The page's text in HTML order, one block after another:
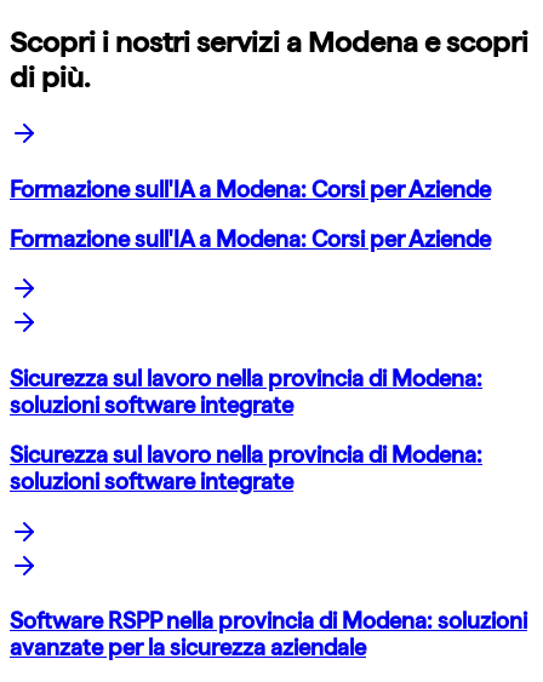
Scopri i nostri servizi a Modenae scopri
di più.
Formazione sull'IA a Modena: Corsi per Aziende
Formazione sull'IA a Modena: Corsi per Aziende
Sicurezza sul lavoro nella provincia di Modena:
soluzioni software integrate
Sicurezza sul lavoro nella provincia di Modena:
soluzioni software integrate
Software RSPP nella provincia di Modena: soluzioni
avanzate per la sicurezza aziendale